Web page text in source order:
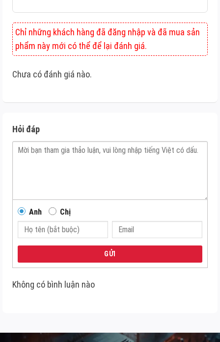
Chỉ những khách hàng đã đăng nhập và đã mua sản
phẩm này mới có thể để lại đánh giá.
Chưa có đánh giá nào.
Hỏi đáp
Anh Chị
GỬI
Không có bình luận nào